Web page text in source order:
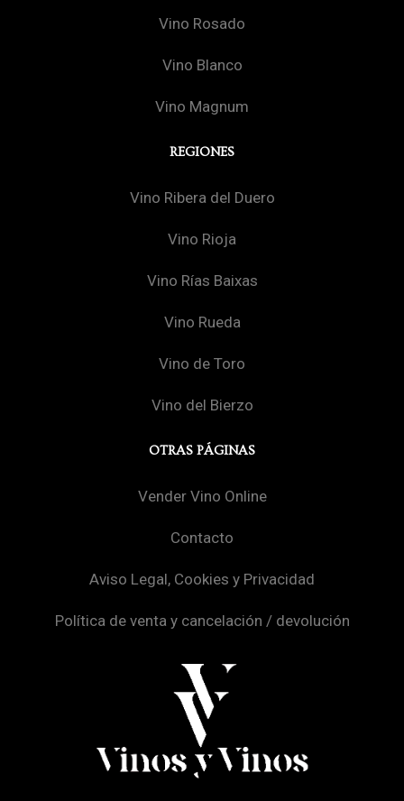
Vino Rosado
Vino Blanco
Vino Magnum
REGIONES
Vino Ribera del Duero
Vino Rioja
Vino Rías Baixas
Vino Rueda
Vino de Toro
Vino del Bierzo
OTRAS PÁGINAS
Vender Vino Online
Contacto
Aviso Legal, Cookies y Privacidad
Política de venta y cancelación / devolución